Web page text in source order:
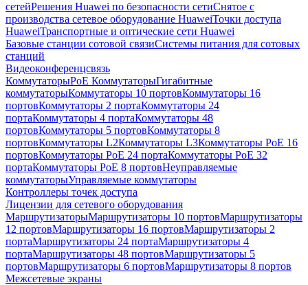
сетейРешения Huawei по безопасности сетиСнятое с
производства сетевое оборудование HuaweiТочки доступа
HuaweiТранспортные и оптические сети Huawei
Базовые станции сотовой связиСистемы питания для сотовых
станций
Видеоконференцсвязь
КоммутаторыPoE КоммутаторыГигабитные
коммутаторыКоммутаторы 10 портовКоммутаторы 16
портовКоммутаторы 2 портаКоммутаторы 24
портаКоммутаторы 4 портаКоммутаторы 48
портовКоммутаторы 5 портовКоммутаторы 8
портовКоммутаторы L2Коммутаторы L3Коммутаторы PoE 16
портовКоммутаторы PoE 24 портаКоммутаторы PoE 32
портаКоммутаторы PoE 8 портовНеуправляемые
коммутаторыУправляемые коммутаторы
Контроллеры точек доступа
Лицензии для сетевого оборудования
МаршрутизаторыМаршрутизаторы 10 портовМаршрутизаторы
12 портовМаршрутизаторы 16 портовМаршрутизаторы 2
портаМаршрутизаторы 24 портаМаршрутизаторы 4
портаМаршрутизаторы 48 портовМаршрутизаторы 5
портовМаршрутизаторы 6 портовМаршрутизаторы 8 портов
Межсетевые экраны